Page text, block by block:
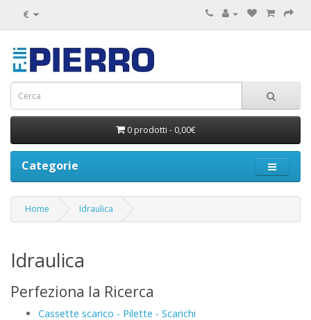
€
0 prodotti - 0,00€
Categorie
Home Idraulica
Idraulica
Perfeziona la Ricerca
Cassette scarico - Pilette - Scarichi